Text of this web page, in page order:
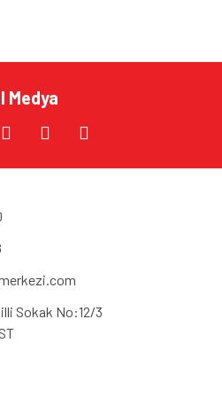
Medya
Sokak No:12/3